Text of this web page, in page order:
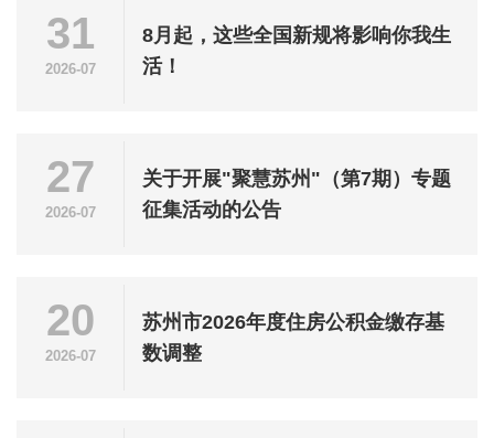
31
2026-07
8月起，这些全国新规将影响你我生
活！
27
2026-07
关于开展"聚慧苏州"（第7期）专题
征集活动的公告
20
2026-07
苏州市2026年度住房公积金缴存基
数调整